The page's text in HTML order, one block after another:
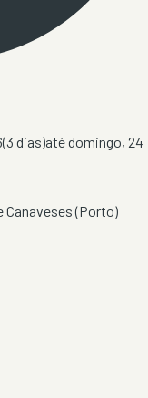
(3 dias)atédomingo, 24
Canaveses(Porto)